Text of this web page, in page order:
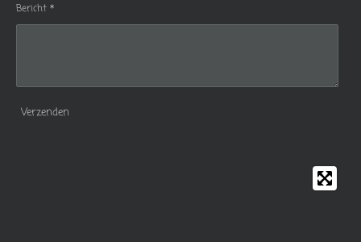
Bericht *
Verzenden